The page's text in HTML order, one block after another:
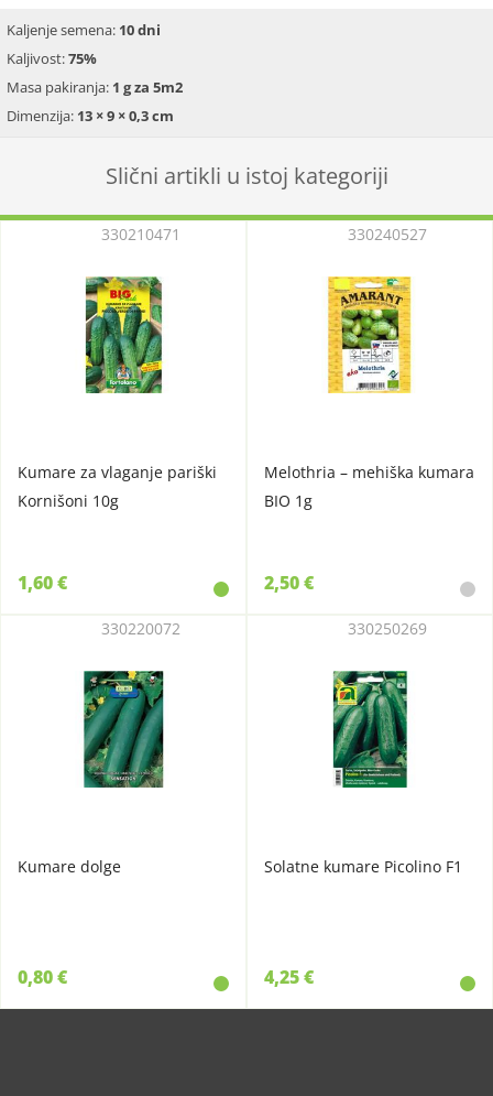
Kaljenje semena: 10 dni
Kaljivost:75%
Masa pakiranja: 1 g za 5m2
Dimenzija: 13 × 9 × 0,3 cm
Slični artikli u istoj kategoriji
Kumare za vlaganje pariški
Kornišoni 10g
330210471
1,60 €
Melothria – mehiška kumara
BIO 1g
330240527
2,50 €
Kumare dolge
330220072
0,80 €
Solatne kumare Picolino F1
330250269
4,25 €